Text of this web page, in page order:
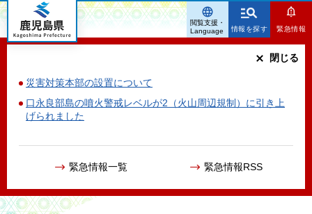
鹿児島県
情報を探す 緊急情報
災害対策本部の設置について
口永良部島の噴火警戒レベルが2（火山周辺規制）に引き上
げられました
緊急情報一覧 緊急情報RSS
閉じる
閲覧支援・
Language